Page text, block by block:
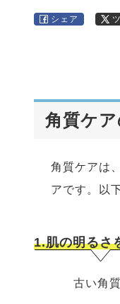
シェア
角質ケ
角質ケアは
アです。以
1.肌の明るさ
古い角質